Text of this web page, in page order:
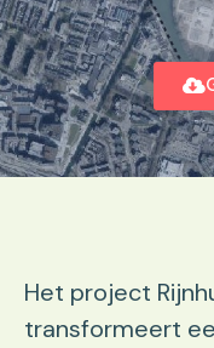
Het project
transformeert